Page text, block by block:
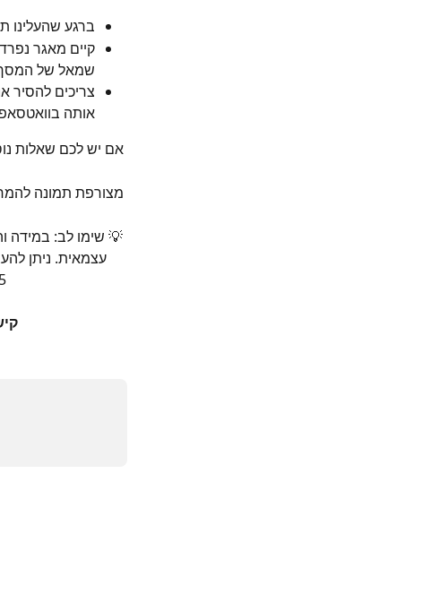
ברגע שהעלינו
קיים מאגר
שמאל של
צריכים להסיר
אותה
אם יש לכם שאלות
מצורפת תמונה
💡 שימו לב: במידה